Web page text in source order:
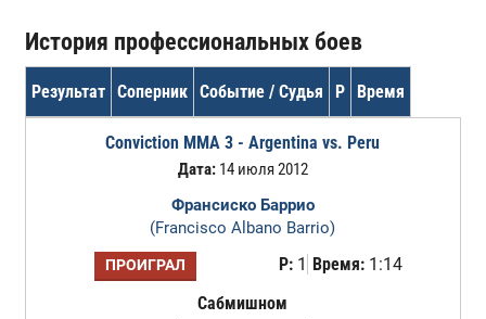
История профессиональных боев
Результат Соперник Событие / Судья Р Время
Conviction MMA 3 - Argentina vs. Peru
Дата:14 июля 2012
Франсиско Баррио
(Francisco Albano Barrio)
ПРОИГРАЛ Р:1 Время:1:14
Сабмишном